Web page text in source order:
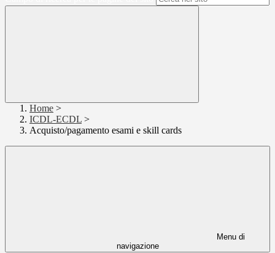
Home >
ICDL-ECDL >
Acquisto/pagamento esami e skill cards
Menu di
navigazione